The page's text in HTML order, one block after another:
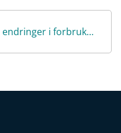
Forslag til midlertidige endringer i forbrukslånsforskriften som følge.pdf